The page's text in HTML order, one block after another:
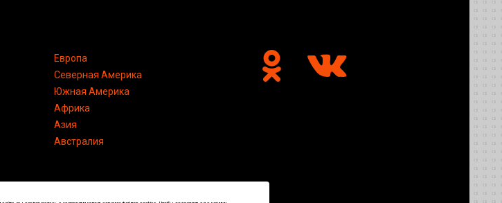
Европа
Северная Америка
Южная Америка
Африка
Азия
Австралия